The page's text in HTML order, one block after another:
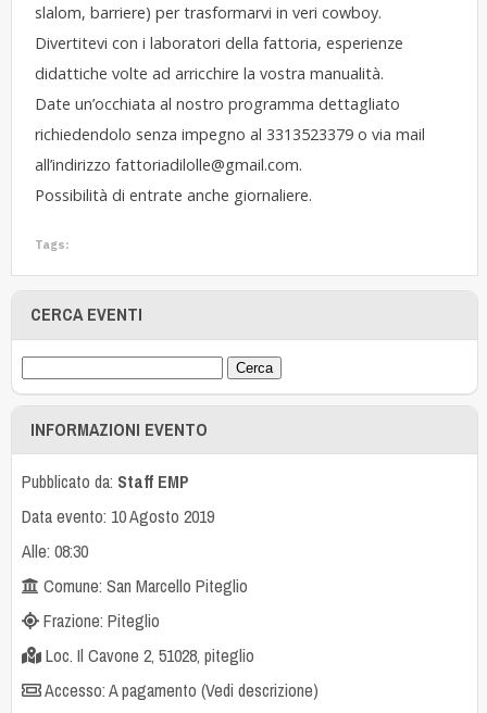
slalom, barriere) per trasformarvi in veri cowboy.
Divertitevi con i laboratori della fattoria, esperienze
didattiche volte ad arricchire la vostra manualità.
Date un’occhiata al nostro programma dettagliato
richiedendolo senza impegno al 3313523379 o via mail
all’indirizzo fattoriadilolle@gmail.com.
Possibilità di entrate anche giornaliere.
Tags:
CERCA EVENTI
INFORMAZIONI EVENTO
Pubblicato da: Staff EMP
Data evento: 10 Agosto 2019
Alle: 08:30
Comune: San Marcello Piteglio
Frazione: Piteglio
Loc. Il Cavone 2, 51028, piteglio
Accesso: A pagamento (Vedi descrizione)